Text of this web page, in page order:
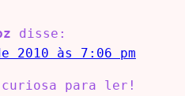
disse:
2010 às 7:06 pm
para ler!